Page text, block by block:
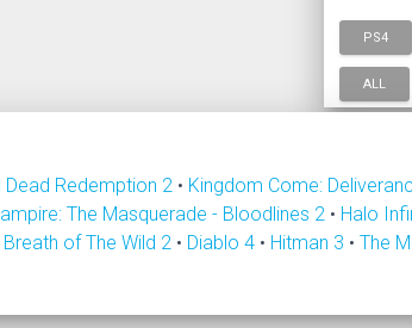
PS4
ALL
Dead Redemption 2 • Kingdom Come:
The Masquerade - Bloodlines 2 • Halo
of The Wild 2 • Diablo 4 • Hitman 3 • The